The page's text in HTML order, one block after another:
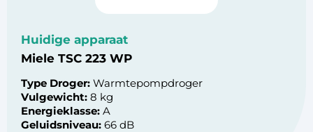
Huidige apparaat
Miele TSC 223 WP
Type Droger: Warmtepompdroger
Vulgewicht: 8 kg
Energieklasse: A
Geluidsniveau: 66 dB